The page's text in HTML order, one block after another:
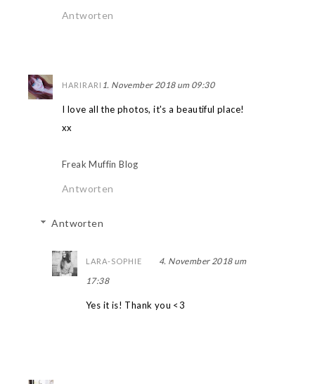
Antworten
HARIRARI 1. November 2018 um 09:30
I love all the photos, it's a beautiful place!
xx
Freak Muffin Blog
Antworten
Antworten
LARA-SOPHIE
4. November 2018 um
17:38
Yes it is! Thank you <3